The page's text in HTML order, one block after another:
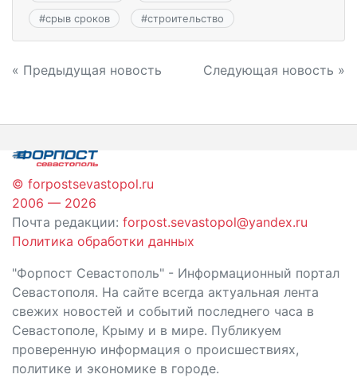
#срыв сроков #строительство
Навигация
записям
« Предыдущая новость Следующая новость »
© forpostsevastopol.ru
2006 — 2026
Почта редакции: forpost.sevastopol@yandex.ru
Политика обработки данных
"Форпост Севастополь" - Информационный портал
Севастополя. На сайте всегда актуальная лента
свежих новостей и событий последнего часа в
Севастополе, Крыму и в мире. Публикуем
проверенную информация о происшествиях,
политике и экономике в городе.